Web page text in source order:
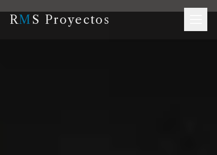
RM S Proyectos